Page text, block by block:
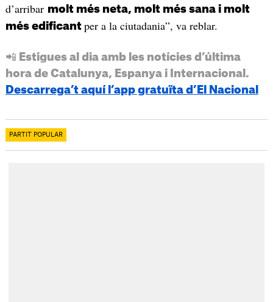
d’arribar molt més neta, molt més sana i molt
més edificant per a la ciutadania”, va reblar.
📲 Estigues al dia amb les notícies d’última
hora de Catalunya, Espanya i Internacional.
Descarrega’t aquí l’app gratuïta d’El Nacional
PARTIT POPULAR